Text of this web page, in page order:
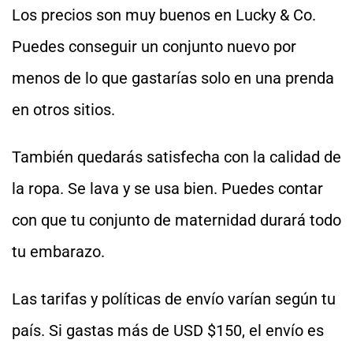
Los precios son muy buenos en Lucky & Co.
Puedes conseguir un conjunto nuevo por
menos de lo que gastarías solo en una prenda
en otros sitios.
También quedarás satisfecha con la calidad de
la ropa. Se lava y se usa bien. Puedes contar
con que tu conjunto de maternidad durará todo
tu embarazo.
Las tarifas y políticas de envío varían según tu
país. Si gastas más de USD $150, el envío es